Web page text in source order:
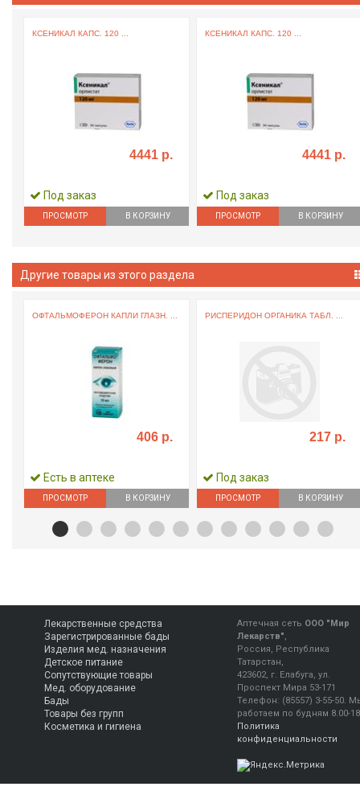
КСЕНИКАЛ КАПС. 120 ...
4441 р.
Под заказ
ПРОСМОТР В КОРЗИНУ
КСЕНИКАЛ КАПС. 120 ...
4441 р.
Под заказ
ПРОСМОТР В КОРЗИНУ
Другие товары из этого раздела
ОФТАЛЬМОФЕРОН КАПЛИ ГЛАЗН. ...
406 р.
Есть в аптеке
ПРОСМОТР В КОРЗИНУ
РИСПЕРИДОН ОРГАНИКА ТАБЛ. ...
217 р.
Под заказ
ПРОСМОТР В КОРЗИНУ
Лекарственные средства
Зарегистрированные бады
Изделия мед. назначения
Детское питание
Сопутствующие товары
Мед. оборудование
Бады
Товары без групп
Косметика и гигиена
Аптечная сеть ООО "Мир
Лекарств",
Россия, Республика
Татарстан,
423602, г. Елабуга, ул.
Проспект Мира 53-171
Телефон: (85557) 3-55-50.
работаем по будням 8.00-
Политика
конфиденциальности
Консультация фармацевта